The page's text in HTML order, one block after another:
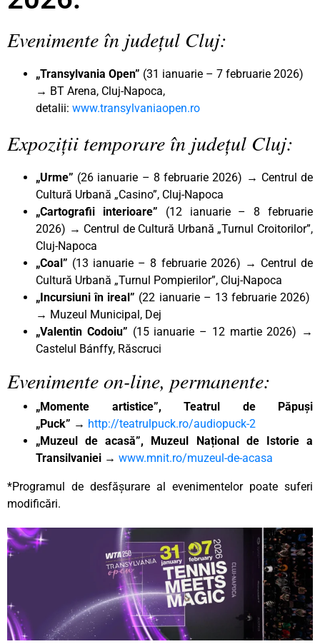
Evenimente în județul Cluj:
„Transylvania Open” (31 ianuarie – 7 februarie 2026)
→ BT Arena, Cluj-Napoca,
detalii: www.transylvaniaopen.ro
Expoziții temporare în județul Cluj:
„Urme” (26 ianuarie – 8 februarie 2026) → Centrul de
Cultură Urbană „Casino”, Cluj-Napoca
„Cartografii interioare” (12 ianuarie – 8 februarie
2026) → Centrul de Cultură Urbană „Turnul Croitorilor”,
Cluj-Napoca
„Coal” (13 ianuarie – 8 februarie 2026) → Centrul de
Cultură Urbană „Turnul Pompierilor”, Cluj-Napoca
„Incursiuni în ireal” (22 ianuarie – 13 februarie 2026)
→ Muzeul Municipal, Dej
„Valentin Codoiu” (15 ianuarie – 12 martie 2026) →
Castelul Bánffy, Răscruci
Evenimente on-line, permanente:
„Momente artistice”, Teatrul de Păpuși
„Puck” → http://teatrulpuck.ro/audiopuck-2
„Muzeul de acasă”, Muzeul Național de Istorie a
Transilvaniei → www.mnit.ro/muzeul-de-acasa
*Programul de desfășurare al evenimentelor poate suferi
modificări.